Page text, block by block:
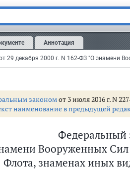
Аннотация
закономот 3 июля 2016 г. N
наименование в предыдущей
Федеральный
Вооруженных
Флота, знаменах иных